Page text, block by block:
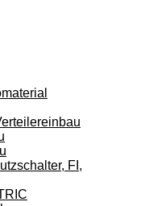
FI,